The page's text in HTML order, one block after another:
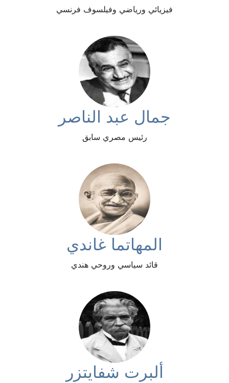
فيزيائي ورياضي وفيلسوف فرنسي
جمال عبد الناصر
رئيس مصري سابق
المهاتما غاندي
قائد سياسي وروحي هندي
ألبرت شفايتزر